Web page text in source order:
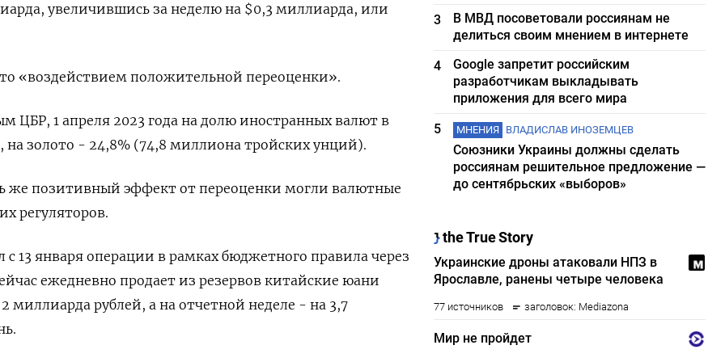
увеличившись за неделю на $0,3 миллиарда, или
«воздействием положительной переоценки».
ЦБР, 1 апреля 2023 года на долю иностранных валют в
на золото - 24,8% (74,8 миллиона тройских унций).
же позитивный эффект от переоценки могли валютные
регуляторов.
13 января операции в рамках бюджетного правила через
ежедневно продает из резервов китайские юани
миллиарда рублей, а на отчетной неделе - на 3,7
3
В МВД посоветовали россиянам не
делиться своим мнением в интернете
4
Google запретит российским
разработчикам выкладывать
приложения для всего мира
5
МНЕНИЯ ВЛАДИСЛАВ ИНОЗЕМЦЕВ
Союзники Украины должны сделать
россиянам решительное предложение —
до сентябрьских «выборов»